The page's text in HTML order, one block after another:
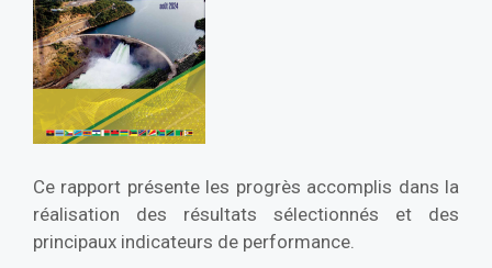
Ce rapport présente les progrès accomplis dans la
réalisation des résultats sélectionnés et des
principaux indicateurs de performance.